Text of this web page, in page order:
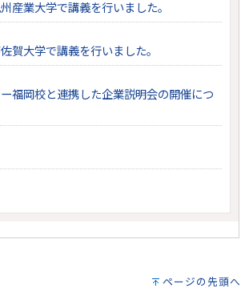
産業大学で講義を行いました。
賀大学で講義を行いました。
福岡校と連携した企業説明会の開催につ
ページの先頭へ